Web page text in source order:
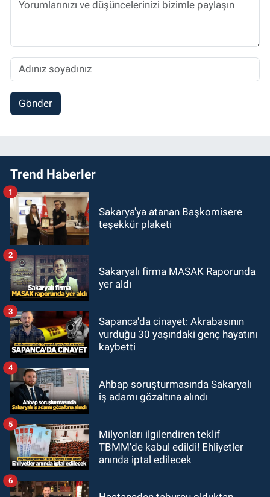
Gönder
Trend Haberler
Sakarya'ya atanan Başkomisere
teşekkür plaketi
1
Sakaryalı firma MASAK Raporunda
yer aldı
2
Sapanca'da cinayet: Akrabasının
vurduğu 30 yaşındaki genç hayatını
kaybetti
3
Ahbap soruşturmasında Sakaryalı
iş adamı gözaltına alındı
4
Milyonları ilgilendiren teklif
TBMM'de kabul edildi! Ehliyetler
anında iptal edilecek
5
6